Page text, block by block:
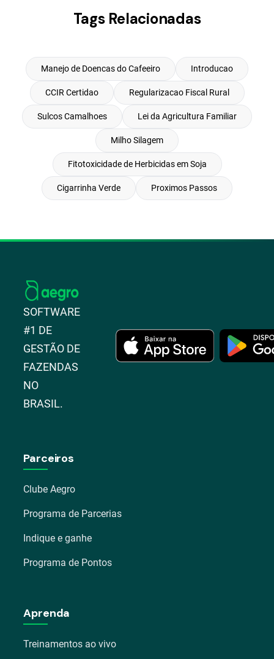
Tags Relacionadas
Manejo de Doencas do Cafeeiro Introducao
CCIR Certidao Regularizacao Fiscal Rural
Sulcos Camalhoes Lei da Agricultura Familiar
Milho Silagem
Fitotoxicidade de Herbicidas em Soja
Cigarrinha Verde Proximos Passos
SOFTWARE
#1 DE
GESTÃO DE
FAZENDAS
NO
BRASIL.
Parceiros
Clube Aegro
Programa de Parcerias
Indique e ganhe
Programa de Pontos
Aprenda
Treinamentos ao vivo